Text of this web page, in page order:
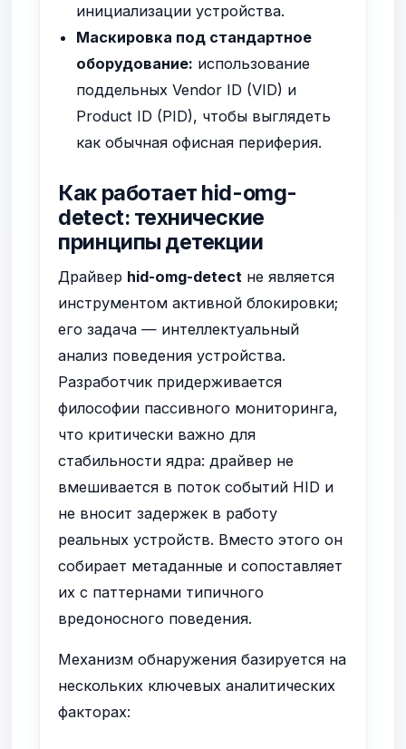
инициализации устройства.
Маскировка под стандартное
оборудование: использование
поддельных Vendor ID (VID) и
Product ID (PID), чтобы выглядеть
как обычная офисная периферия.
Как работает hid-omg-
detect: технические
принципы детекции
Драйвер hid-omg-detect не является
инструментом активной блокировки;
его задача — интеллектуальный
анализ поведения устройства.
Разработчик придерживается
философии пассивного мониторинга,
что критически важно для
стабильности ядра: драйвер не
вмешивается в поток событий HID и
не вносит задержек в работу
реальных устройств. Вместо этого он
собирает метаданные и сопоставляет
их с паттернами типичного
вредоносного поведения.
Механизм обнаружения базируется на
нескольких ключевых аналитических
факторах: